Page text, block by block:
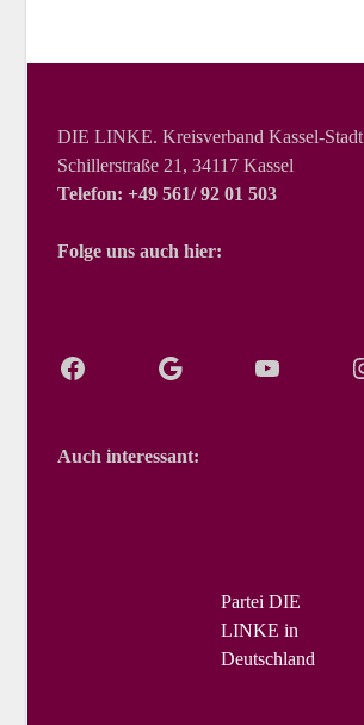
DIE LINKE. Kreisverband Kassel-Stadt
Schillerstraße 21, 34117 Kassel
Telefon: +49 561/ 92 01 503
Folge uns auch hier:
Auch interessant:
Partei DIE
LINKE in
Deutschland